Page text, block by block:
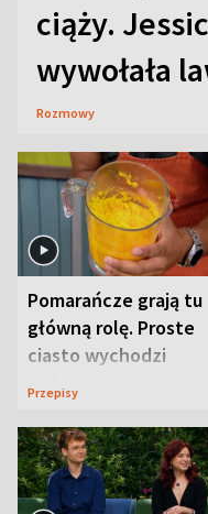
ciąży.
wywołała
Rozmowy
Pomarańcze grają tu
główną rolę. Proste
ciasto wychodzi
wyjątkowo wilgotne
Przepisy